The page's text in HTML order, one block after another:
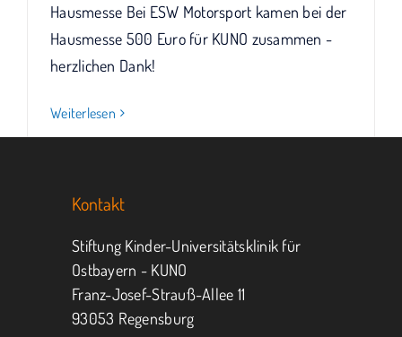
Hausmesse Bei ESW Motorsport kamen bei der
Hausmesse 500 Euro für KUNO zusammen -
herzlichen Dank!
Weiterlesen
Kontakt
Stiftung Kinder-Universitätsklinik für
Ostbayern - KUNO
Franz-Josef-Strauß-Allee 11
93053 Regensburg